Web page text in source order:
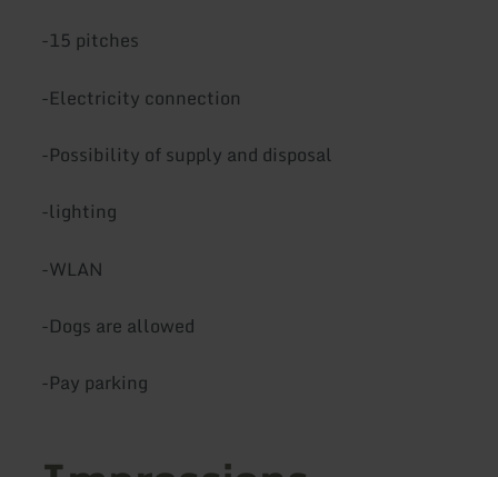
-15 pitches
-Electricity connection
-Possibility of supply and disposal
-lighting
-WLAN
-Dogs are allowed
-Pay parking